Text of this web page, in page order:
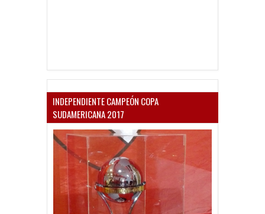
INDEPENDIENTE CAMPEÓN COPA
SUDAMERICANA 2017